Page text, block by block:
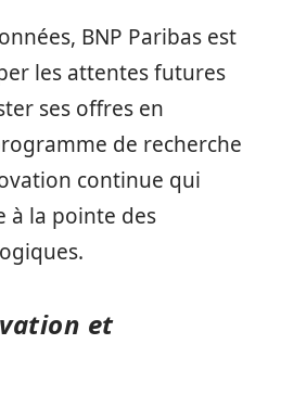
BNP Paribas est
les attentes futures
ses offres en
de recherche
continue qui
à la pointe des
et